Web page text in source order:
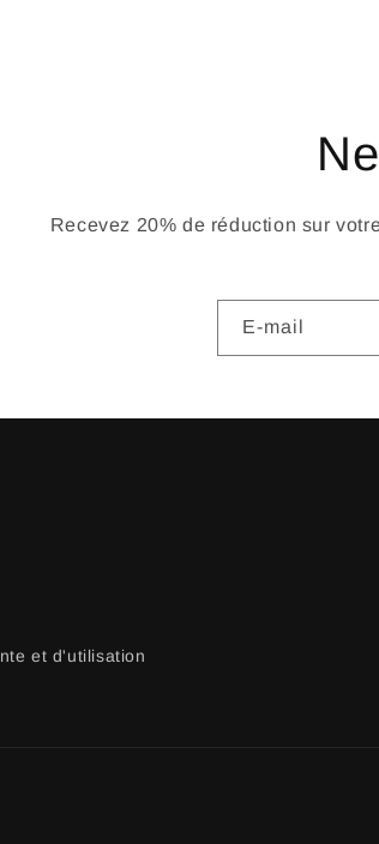
Recevez 20% de réduction sur
E-mail
et d'utilisation